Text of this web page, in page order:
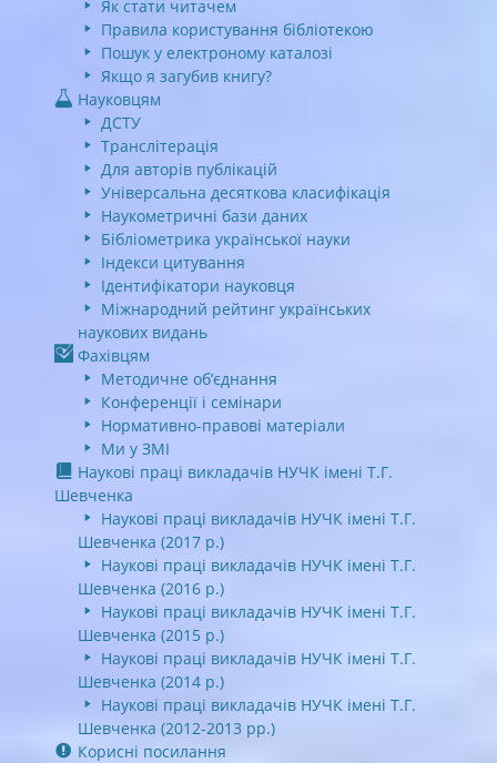
Як стати читачем
Правила користування бібліотекою
Пошук у електроному каталозі
Якщо я загубив книгу?
Науковцям
ДСТУ
Транслітерація
Для авторів публікацій
Універсальна десяткова класифікація
Наукометричні бази даних
Бібліометрика української науки
Індекси цитування
Ідентифікатори науковця
Міжнародний рейтинг українських
наукових видань
Фахівцям
Методичне об’єднання
Конференції і семінари
Нормативно-правові матеріали
Ми у ЗМІ
Наукові праці викладачів НУЧК імені Т.Г.
Шевченка
Наукові праці викладачів НУЧК імені Т.Г.
Шевченка (2017 р.)
Наукові праці викладачів НУЧК імені Т.Г.
Шевченка (2016 р.)
Наукові праці викладачів НУЧК імені Т.Г.
Шевченка (2015 р.)
Наукові праці викладачів НУЧК імені Т.Г.
Шевченка (2014 р.)
Наукові праці викладачів НУЧК імені Т.Г.
Шевченка (2012-2013 рр.)
Корисні посилання